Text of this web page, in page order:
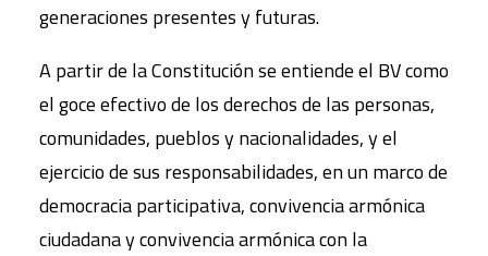
generaciones presentes y futuras.
A partir de la Constitución se entiende el BV como
el goce efectivo de los derechos de las personas,
comunidades, pueblos y nacionalidades, y el
ejercicio de sus responsabilidades, en un marco de
democracia participativa, convivencia armónica
ciudadana y convivencia armónica con la